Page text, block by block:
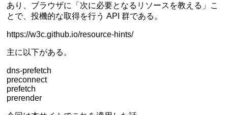
あり、ブラウザに「次に必要となるリソースを教える」こ
とで、投機的な取得を行う API 群である。
https://w3c.github.io/resource-hints/
主に以下がある。
dns-prefetch
preconnect
prefetch
prerender